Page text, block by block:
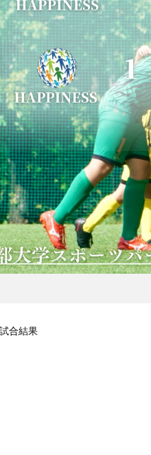
合結果